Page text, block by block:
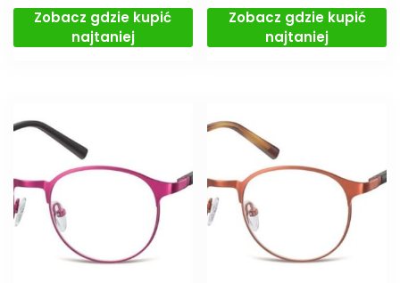
Zobacz gdzie kupić
najtaniej
Zobacz gdzie kupić
najtaniej